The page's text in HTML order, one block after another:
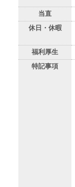
当直
休日・休暇
福利厚生
特記事項